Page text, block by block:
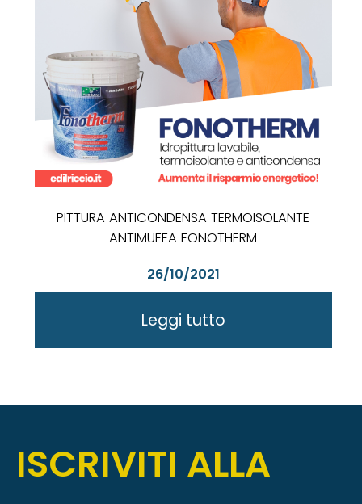
PITTURA ANTICONDENSA TERMOISOLANTE
ANTIMUFFA FONOTHERM
26/10/2021
Leggi tutto
ISCRIVITI ALLA